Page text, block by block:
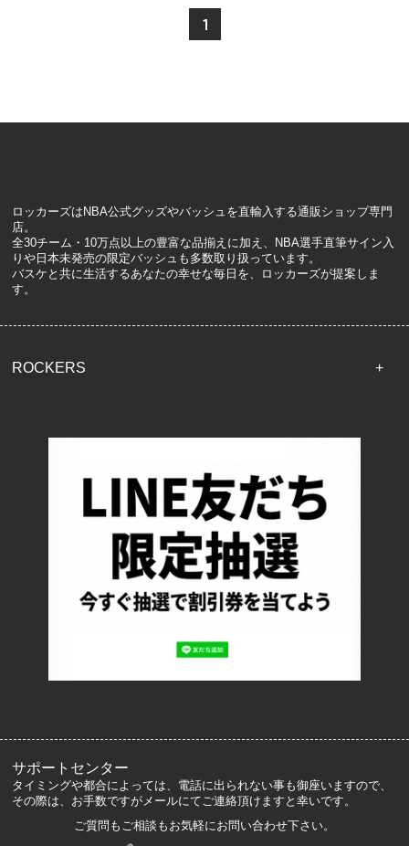
1
ロッカーズはNBA公式グッズやバッシュを直輸入する通販ショップ専門
店。
全30チーム・10万点以上の豊富な品揃えに加え、NBA選手直筆サイン入
りや日本未発売の限定バッシュも多数取り扱っています。
バスケと共に生活するあなたの幸せな毎日を、ロッカーズが提案しま
す。
ROCKERS
配送・送料について
お支払い方法について
特定商取引法に基づく表記
プライバシーポリシー
ロッカーズについて
サポートセンター
タイミングや都合によっては、電話に出られない事も御座いますので、
その際は、お手数ですがメールにてご連絡頂けますと幸いです。
ご質問もご相談もお気軽にお問い合わせ下さい。